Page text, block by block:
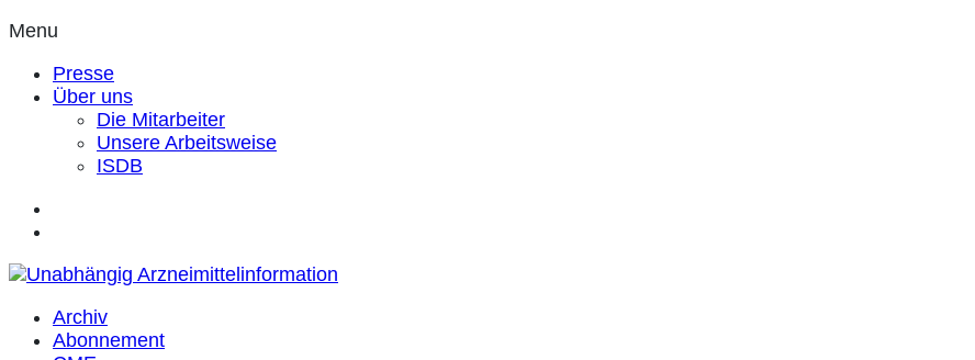
Menu
Presse
Über uns
Die Mitarbeiter
Unsere Arbeitsweise
ISDB
Archiv
Abonnement